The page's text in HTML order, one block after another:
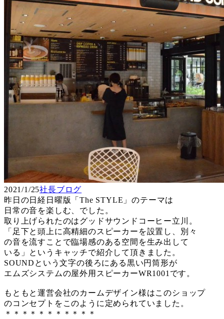
2021/1/25社長ブログ
昨日の日経日曜版「The STYLE」のテーマは
日常の音を楽しむ、でした。
取り上げられたのはグッドサウンドコーヒー立川。
「足下と頭上に高精細のスピーカーを設置し、別々
の音を流すことで臨場感のある空間を生み出して
いる」というキャッチで紹介して頂きました。
SOUNDという文字の後ろにある黒い円筒形が
エムズシステムの屋外用スピーカーWR1001です。
もともと運営会社のカームデザイン様はこのショップ
のコンセプトをこのように定められていました。
＊＊＊＊＊＊＊＊＊＊＊